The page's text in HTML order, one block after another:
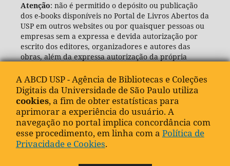
Atenção: não é permitido o depósito ou publicação
dos e-books disponíveis no Portal de Livros Abertos da
USP em outros websites ou por quaisquer pessoas ou
empresas sem a expressa e devida autorização por
escrito dos editores, organizadores e autores das
obras, além da expressa autorização da própria
(ABCD-USP).
A ABCD USP - Agência de Bibliotecas e Coleções
Digitais da Universidade de São Paulo utiliza
cookies, a fim de obter estatísticas para
aprimorar a experiência do usuário. A
navegação no portal implica concordância com
esse procedimento, em linha com a Política de
Privacidade e Cookies.